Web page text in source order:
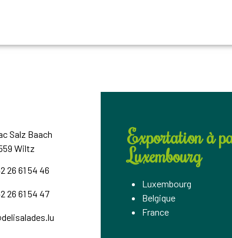
Salz Baach
Wiltz
26 61 54 46
26 61 54 47
Exportation à
Luxembourg
Luxembourg
Belgique
France